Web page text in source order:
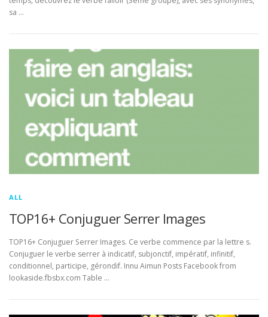
sa …
ALL
TOP16+ Conjuguer Serrer Images
TOP16+ Conjuguer Serrer Images. Ce verbe commence par la lettre s.
Conjuguer le verbe serrer à indicatif, subjonctif, impératif, infinitif,
conditionnel, participe, gérondif. Innu Aimun Posts Facebook from
lookaside.fbsbx.com Table …